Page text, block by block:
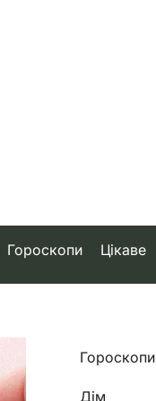
Гороскопи Цікаве
Гороскопи
Дім